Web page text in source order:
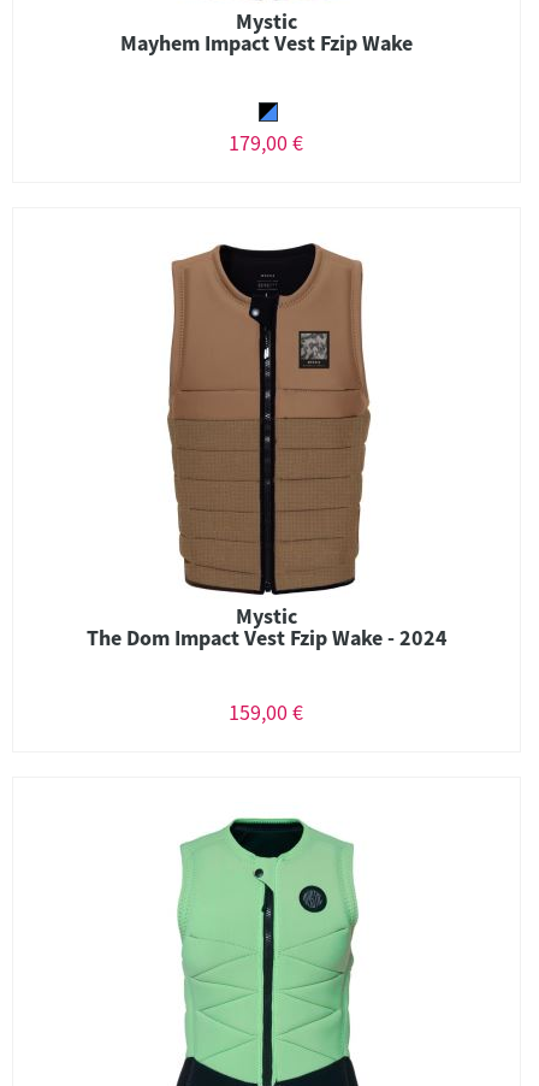
Mystic
Mayhem Impact Vest Fzip Wake
179,00 €
Mystic
The Dom Impact Vest Fzip Wake - 2024
159,00 €